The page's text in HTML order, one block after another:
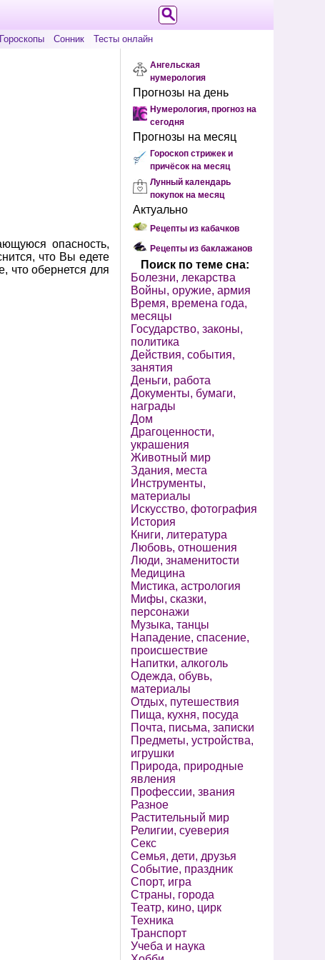
Гороскопы Сонник Тесты онлайн
опасность,
что Вы едете
что обернется для
Ангельская
нумерология
Прогнозы на день
Нумерология, прогноз на
сегодня
Прогнозы на месяц
Гороскоп стрижек и
причёсок на месяц
Лунный календарь
покупок на месяц
Актуально
Рецепты из кабачков
Рецепты из баклажанов
Поиск по теме сна:
Болезни, лекарства
Войны, оружие, армия
Время, времена года,
месяцы
Государство, законы,
политика
Действия, события,
занятия
Деньги, работа
Документы, бумаги,
награды
Дом
Драгоценности,
украшения
Животный мир
Здания, места
Инструменты,
материалы
Искусство, фотография
История
Книги, литература
Любовь, отношения
Люди, знаменитости
Медицина
Мистика, астрология
Мифы, сказки,
персонажи
Музыка, танцы
Нападение, спасение,
происшествие
Напитки, алкоголь
Одежда, обувь,
материалы
Отдых, путешествия
Пища, кухня, посуда
Почта, письма, записки
Предметы, устройства,
игрушки
Природа, природные
явления
Профессии, звания
Разное
Растительный мир
Религии, суеверия
Секс
Семья, дети, друзья
Событие, праздник
Спорт, игра
Страны, города
Театр, кино, цирк
Техника
Транспорт
Учеба и наука